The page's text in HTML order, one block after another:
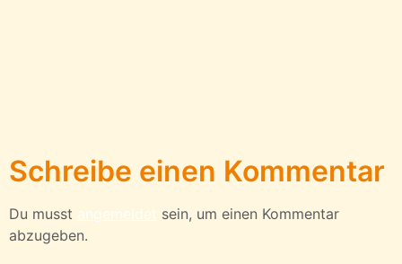
Schreibe einen Kommentar
Du musst angemeldet sein, um einen Kommentar
abzugeben.